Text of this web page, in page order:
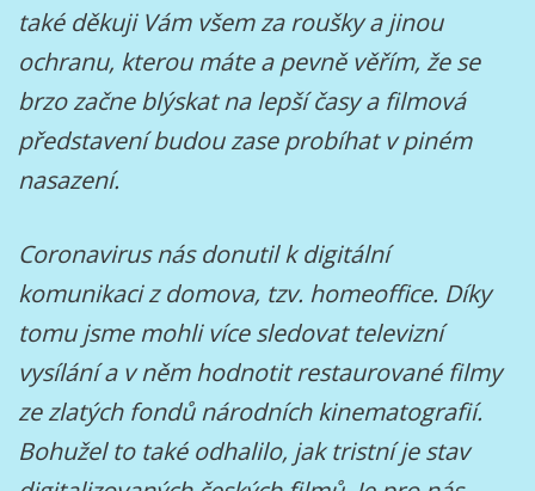
také děkuji Vám všem za roušky a jinou
ochranu, kterou máte a pevně věřím, že se
brzo začne blýskat na lepší časy a filmová
představení budou zase probíhat v piném
nasazení.
Coronavirus nás donutil k digitální
komunikaci z domova, tzv. homeoffice. Díky
tomu jsme mohli více sledovat televizní
vysílání a v něm hodnotit restaurované filmy
ze zlatých fondů národních kinematografií.
Bohužel to také odhalilo, jak tristní je stav